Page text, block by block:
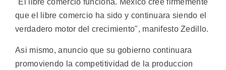
"El libre comercio funciona. Mexico cree firmemente
que el libre comercio ha sido y continuara siendo el
verdadero motor del crecimiento", manifesto Zedillo.
Asi mismo, anuncio que su gobierno continuara
promoviendo la competitividad de la produccion